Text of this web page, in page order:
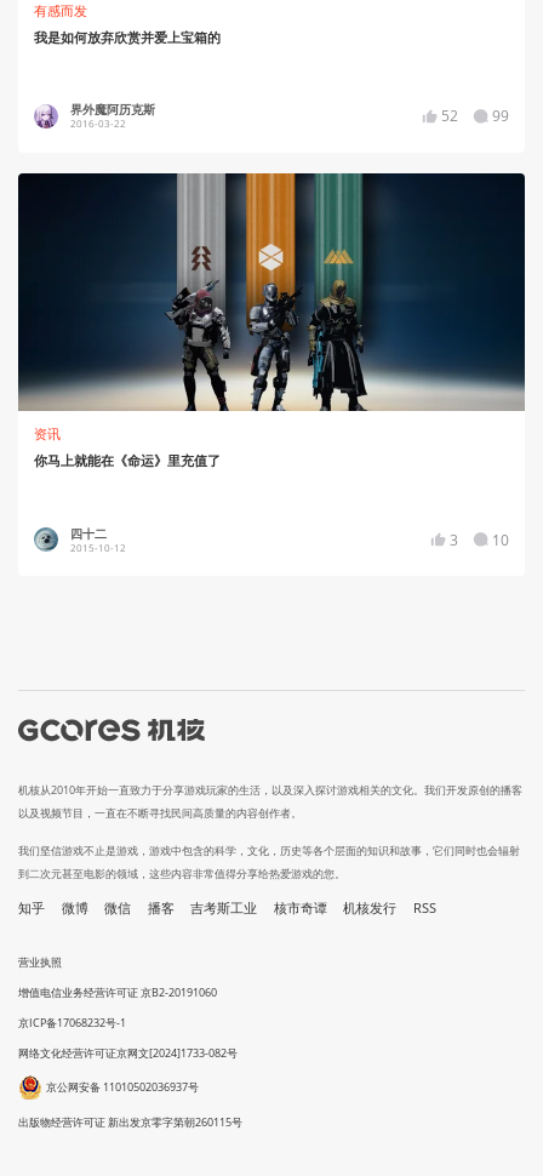
有感而发
我是如何放弃欣赏并爱上宝箱的
界外魔阿历克斯
2016-03-22 52 99
资讯
你马上就能在《命运》里充值了
四十二
2015-10-12 3 10
机核从2010年开始一直致力于分享游戏玩家的生活，以及深入探讨游戏相关的文化。我们开发原创的播客
以及视频节目，一直在不断寻找民间高质量的内容创作者。
我们坚信游戏不止是游戏，游戏中包含的科学，文化，历史等各个层面的知识和故事，它们同时也会辐射
到二次元甚至电影的领域，这些内容非常值得分享给热爱游戏的您。
知乎 微博 微信 播客 吉考斯工业 核市奇谭 机核发行 RSS
营业执照
增值电信业务经营许可证 京B2-20191060
京ICP备17068232号-1
网络文化经营许可证京网文[2024]1733-082号
京公网安备 11010502036937号
出版物经营许可证 新出发京零字第朝260115号